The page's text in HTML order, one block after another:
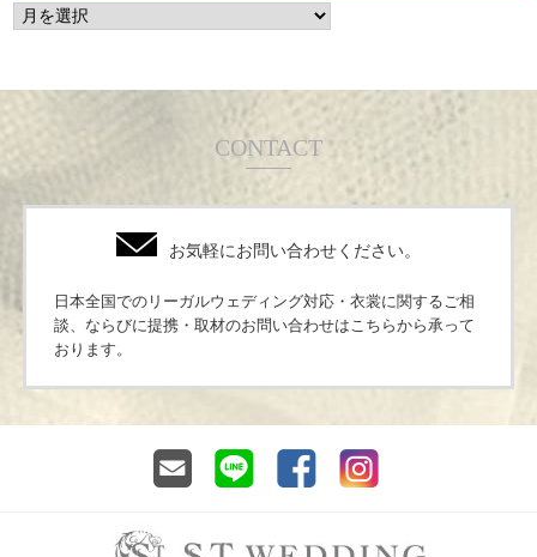
CONTACT
お気軽にお問い合わせください。
日本全国でのリーガルウェディング対応・衣裳に関するご相
談、ならびに提携・取材のお問い合わせはこちらから承って
おります。